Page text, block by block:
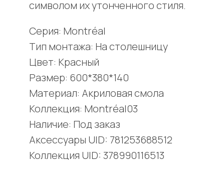
символом их утонченного стиля.
Серия: Montréal
Тип монтажа: На столешницу
Цвет: Красный
Размер: 600*380*140
Материал: Акриловая смола
Коллекция: Montréal03
Наличие: Под заказ
Аксессуары UID: 781253688512
Коллекция UID: 378990116513